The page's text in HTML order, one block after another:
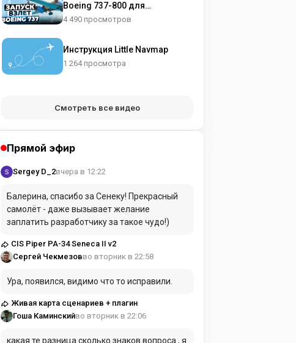
Boeing 737-800 для
НОВИЧКОВ
4 490 просмотров
Инструкция Little Navmap
1 264 просмотра
Смотреть все видео
Прямой эфир
Sergey D_2вчера в 12:22
Балерина, спасибо за Сенеку! Прекрасный
самолёт - даже вызывает желание
заплатить разработчику за такое чудо!)
CIS Piper PA-34 Seneca II v2
Сергей Чекмезовво вторник в 22:58
Ура, появился, видимо что то исправили.
Живая карта сценариев + плагин
Гоша Каминскийво вторник в 22:06
какая те разница сколько знаков вопроса , я